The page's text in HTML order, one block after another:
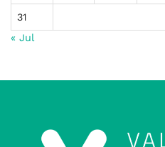
31
« Jul